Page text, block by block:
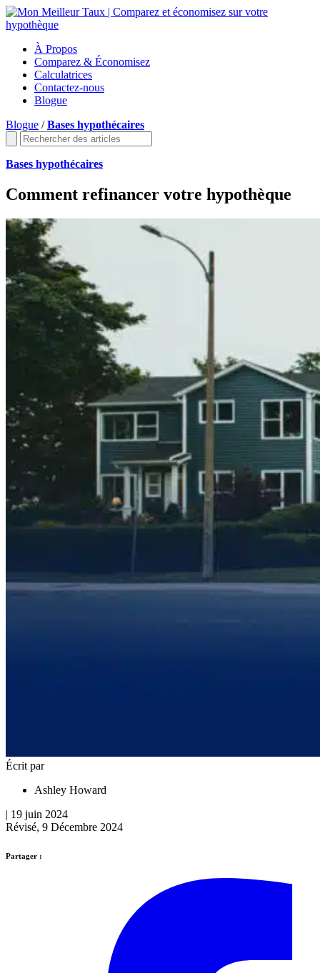
À Propos
Comparez & Économisez
Calculatrices
Contactez-nous
Blogue
Blogue /Bases hypothécaires
Bases hypothécaires
Comment refinancer votre hypothèque
Écrit par
Ashley Howard
| 19 juin 2024
Révisé, 9 Décembre 2024
Partager :